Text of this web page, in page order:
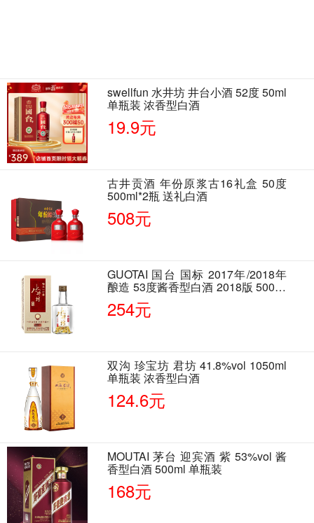
swellfun 水井坊 井台小酒 52度 50ml
单瓶装 浓香型白酒
19.9元
古井贡酒 年份原浆古16礼盒 50度
500ml*2瓶 送礼白酒
508元
GUOTAI 国台 国标 2017年/2018年
酿造 53度酱香型白酒 2018版 500ml
单瓶装
254元
双沟 珍宝坊 君坊 41.8%vol 1050ml
单瓶装 浓香型白酒
124.6元
MOUTAI 茅台 迎宾酒 紫 53%vol 酱
香型白酒 500ml 单瓶装
168元